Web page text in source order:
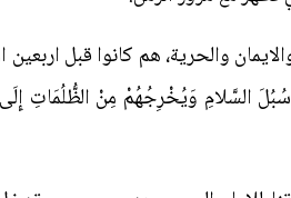
والحرية، هم كانوا قبل
السَّلامِ وَيُخْرِجُهُمْ مِنْ الظُّلُمَاتِ